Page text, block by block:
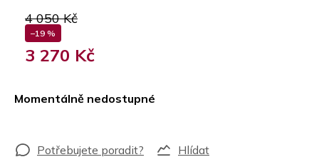
4 050 Kč
–19 %
3 270 Kč
Momentálně nedostupné
Hlídat